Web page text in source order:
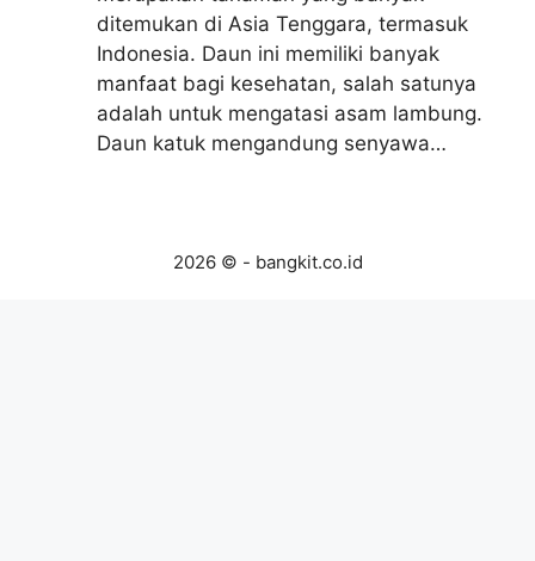
ditemukan di Asia Tenggara, termasuk
Indonesia. Daun ini memiliki banyak
manfaat bagi kesehatan, salah satunya
adalah untuk mengatasi asam lambung.
Daun katuk mengandung senyawa…
2026 © - bangkit.co.id